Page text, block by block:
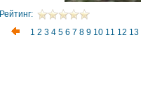
Рейтинг:
1 2 3 4 5 6 7 8 9 10 11 12 13